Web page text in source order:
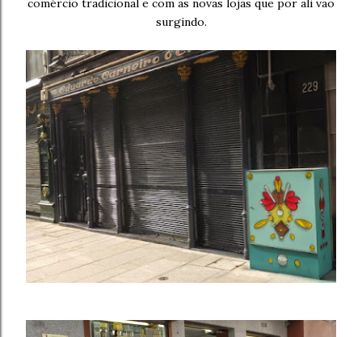
comércio tradicional e com as novas lojas que por ali vão
surgindo.